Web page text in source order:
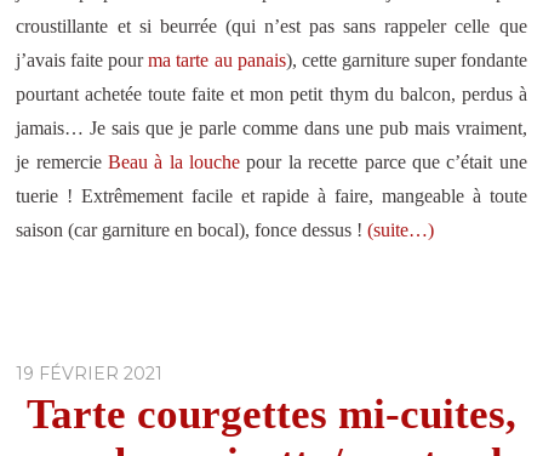
croustillante et si beurrée (qui n’est pas sans rappeler celle que
j’avais faite pourma tarte au panais), cette garniture super fondante
pourtant achetée toute faite et mon petit thym du balcon, perdus à
jamais… Je sais que je parle comme dans une pub mais vraiment,
je remercieBeau à la louche pour la recette parce que c’était une
tuerie ! Extrêmement facile et rapide à faire, mangeable à toute
saison (car garniture en bocal), fonce dessus !(suite…)
19 FÉVRIER 2021
Tarte courgettes mi-cuites,